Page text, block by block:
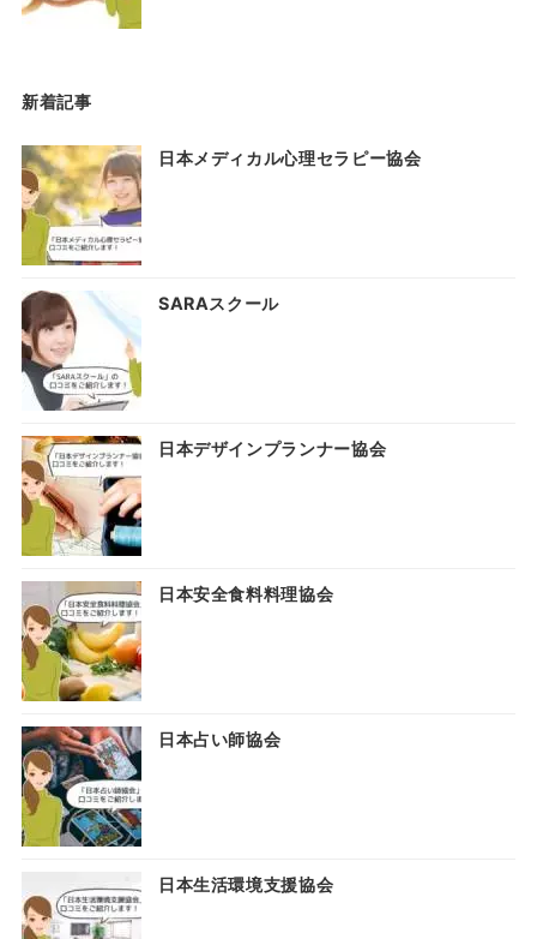
新着記事
日本メディカル心理セラピー協会
SARAスクール
日本デザインプランナー協会
日本安全食料料理協会
日本占い師協会
日本生活環境支援協会